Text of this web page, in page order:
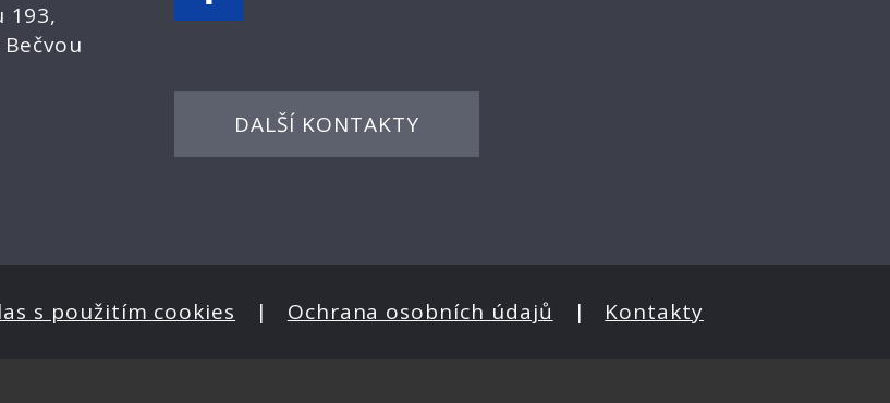
193,
DALŠÍ KONTAKTY
s použitím cookies | Ochrana osobních údajů | Kontakty